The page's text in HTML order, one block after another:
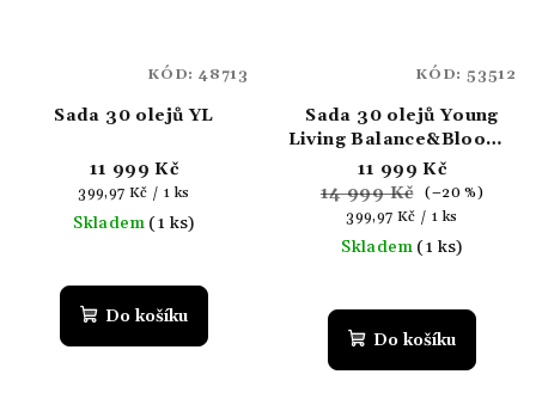
Sada 30 olejů YL
11 999 Kč
Měrná
cena:
399,97 Kč / 1 ks
Skladem (1 ks)
Do košíku
KÓD: 48713
Sada 30 olejů Young
Living Balance&Bloom -
limitovaná edice
11 999 Kč
14 999 Kč
(–20 %)
Měrná
cena:
399,97 Kč / 1 ks
Skladem (1 ks)
Do košíku
KÓD: 53512